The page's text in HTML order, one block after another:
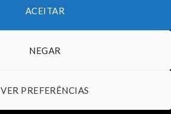
ACEITAR
NEGAR
VER PREFERÊNCIAS